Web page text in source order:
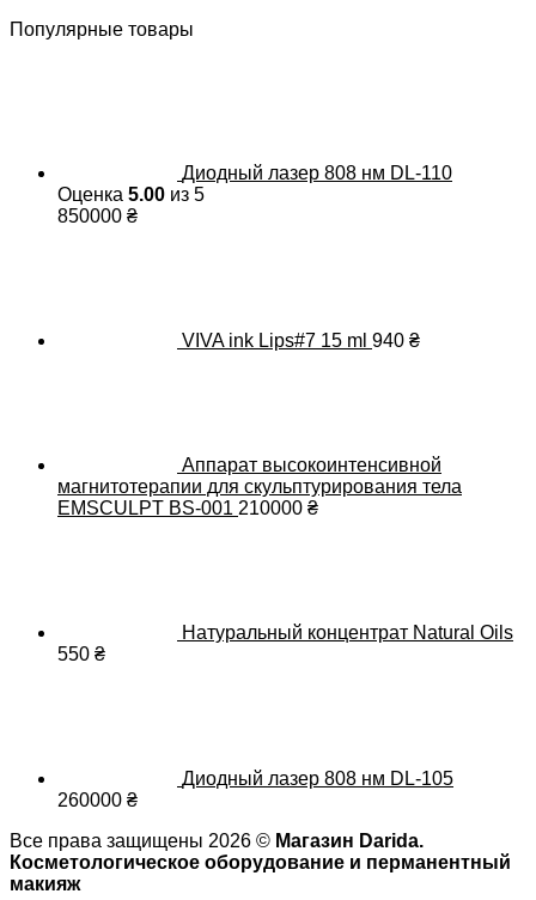
Популярные товары
Диодный лазер 808 нм DL-110
Оценка 5.00 из 5
850000 ₴
VIVA ink Lips#7 15 ml 940 ₴
Аппарат высокоинтенсивной
магнитотерапии для скульптурирования тела
EMSCULPT BS-001 210000 ₴
Натуральный концентрат Natural Oils
550 ₴
Диодный лазер 808 нм DL-105
260000 ₴
Все права защищены 2026 © Магазин Darida.
Косметологическое оборудование и перманентный
макияж